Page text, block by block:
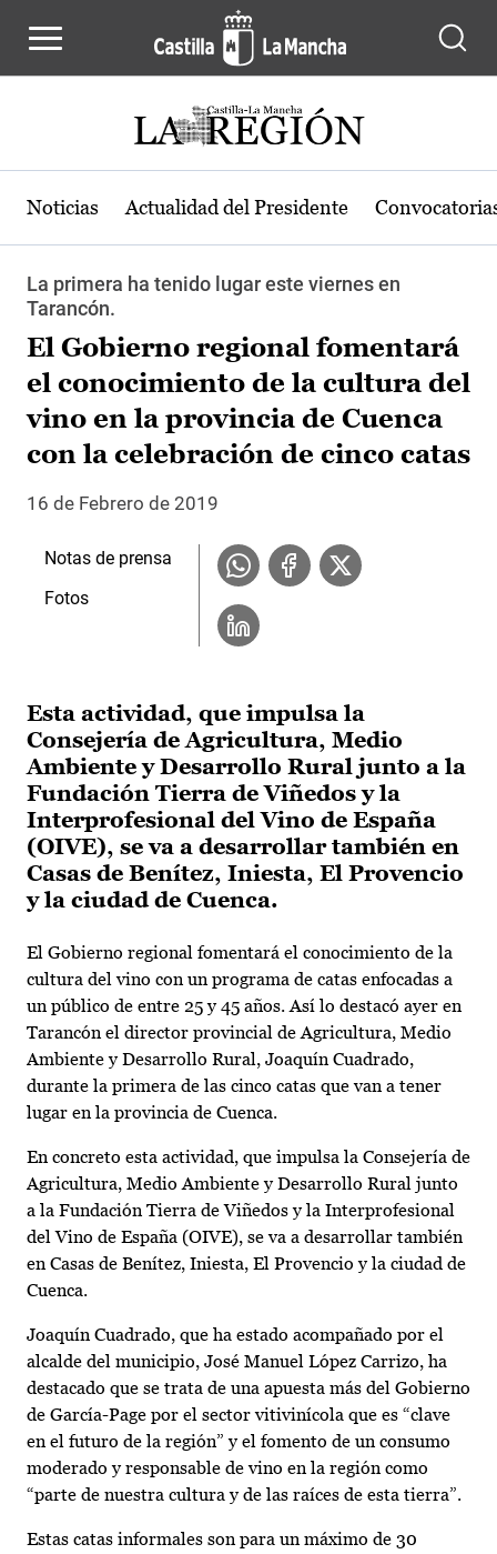
Noticias Actualidad del Presidente
La primera ha tenido lugar este viernes en
Tarancón.
El Gobierno regional fomentará
el conocimiento de la cultura del
vino en la provincia de Cuenca
con la celebración de cinco catas
16 de Febrero de 2019
Esta actividad, que impulsa la
Consejería de Agricultura, Medio
Ambiente y Desarrollo Rural junto a la
Fundación Tierra de Viñedos y la
Interprofesional del Vino de España
(OIVE), se va a desarrollar también en
Casas de Benítez, Iniesta, El Provencio
y la ciudad de Cuenca.
El Gobierno regional fomentará el conocimiento de la
cultura del vino con un programa de catas enfocadas a
un público de entre 25 y 45 años. Así lo destacó ayer en
Tarancón el director provincial de Agricultura, Medio
Ambiente y Desarrollo Rural, Joaquín Cuadrado,
durante la primera de las cinco catas que van a tener
lugar en la provincia de Cuenca.
En concreto esta actividad, que impulsa la Consejería de
Agricultura, Medio Ambiente y Desarrollo Rural junto
a la Fundación Tierra de Viñedos y la Interprofesional
del Vino de España (OIVE), se va a desarrollar también
en Casas de Benítez, Iniesta, El Provencio y la ciudad de
Cuenca.
Joaquín Cuadrado, que ha estado acompañado por el
alcalde del municipio, José Manuel López Carrizo, ha
destacado que se trata de una apuesta más del Gobierno
de García-Page por el sector vitivinícola que es “clave
en el futuro de la región” y el fomento de un consumo
moderado y responsable de vino en la región como
“parte de nuestra cultura y de las raíces de esta tierra”.
Estas catas informales son para un máximo de 30
Notas de prensa
Fotos